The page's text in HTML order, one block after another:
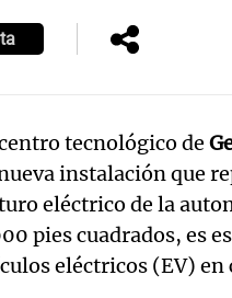
tecnológico de
instalación que
eléctrico de la
pies cuadrados, es
eléctricos (EV) en